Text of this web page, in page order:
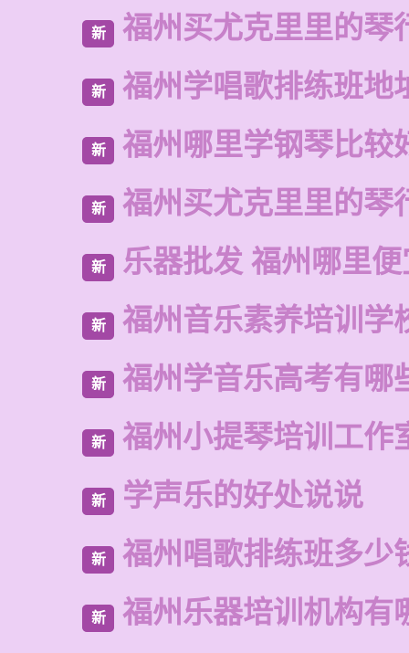
新 福州买尤克里里的琴
新 福州学唱歌排练班地
新 福州哪里学钢琴比较
新 福州买尤克里里的琴
新 乐器批发 福州哪里便
新 福州音乐素养培训学
新 福州学音乐高考有哪
新 福州小提琴培训工作
新 学声乐的好处说说
新 福州唱歌排练班多少
新 福州乐器培训机构有